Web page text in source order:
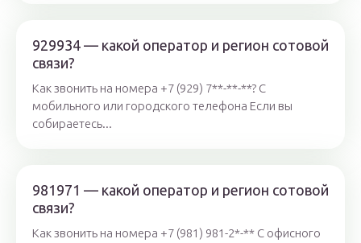
929934 — какой оператор и регион сотовой
связи?
Как звонить на номера +7 (929) 7**-**-**? С
мобильного или городского телефона Если вы
собираетесь...
981971 — какой оператор и регион сотовой
связи?
Как звонить на номера +7 (981) 981-2*-** С офисного